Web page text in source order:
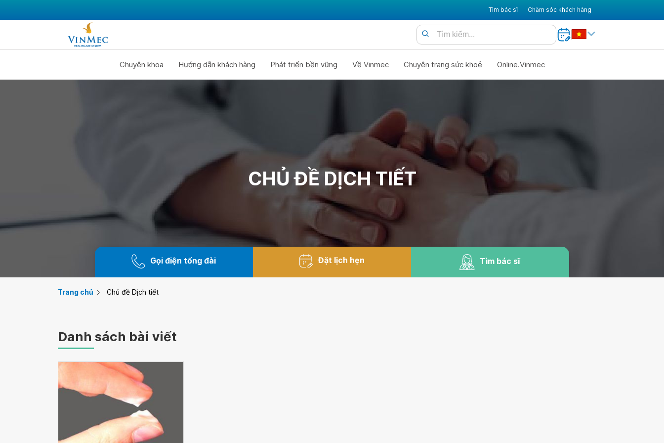
Tìm bác sĩ Chăm sóc khách hàng
Chuyên khoa Hướng dẫn khách hàng Phát triển bền vững Về Vinmec Chuyên trang sức khoẻ Online.Vinmec
CHỦ ĐỀ DỊCH TIẾT
Gọi điện tổng đài Đặt lịch hẹn Tìm bác sĩ
Trang chủ Chủ đề Dịch tiết
Danh sách bài viết